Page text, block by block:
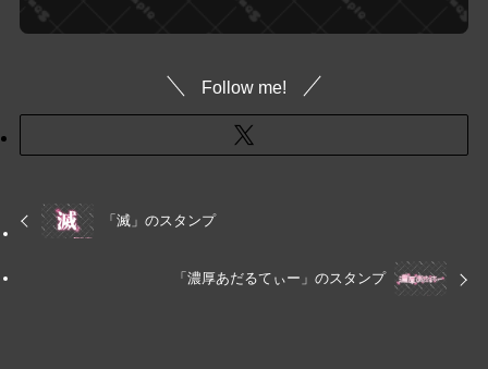
Follow me!
「滅」のスタンプ
「濃厚あだるてぃー」のスタンプ